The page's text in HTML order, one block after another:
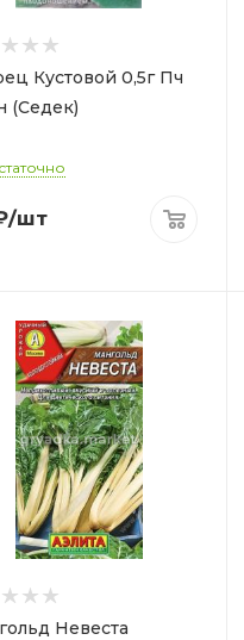
Кустовой 0,5г Пч
(Седек)
/шт
Невеста